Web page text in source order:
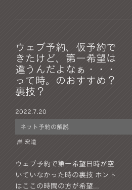
ウェブ予約、仮予約で
きたけど、第一希望は
違うんだよなぁ・・・
って時。のおすすめ？
裏技？
2022. 7.20
ネット予約の解説
岸 宏道
ウェブ予約で第一希望日時が空
いていなかった時の裏技 ホント
はここの時間の方が希望...